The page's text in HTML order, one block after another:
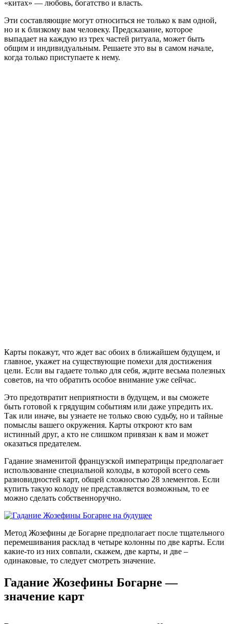
«китах» — любовь, богатство и власть.
Эти составляющие могут относиться не только к вам одной,
но и к близкому вам человеку. Предсказание, которое
выпадает на каждую из трех частей ритуала, может быть
общим и индивидуальным. Решаете это вы в самом начале,
когда только приступаете к нему.
Карты покажут, что ждет вас обоих в ближайшем будущем, и
главное, укажет на существующие помехи для достижения
цели. Если вы гадаете только для себя, ждите весьма полезных
советов, на что обратить особое внимание уже сейчас.
Это предотвратит неприятности в будущем, и вы сможете
быть готовой к грядущим событиям или даже упредить их.
Так или иначе, вы узнаете не только свою судьбу, но и тайные
помыслы вашего окружения. Карты откроют кто вам
истинный друг, а кто не слишком привязан к вам и может
оказаться предателем.
Гадание знаменитой французской императрицы предполагает
использование специальной колоды, в которой всего семь
разновидностей карт, общей сложностью 28 элементов. Если
купить такую колоду не представляется возможным, то ее
можно сделать собственноручно.
Метод Жозефины де Богарне предполагает после тщательного
перемешивания расклад в четыре колонны по две карты. Если
какие-то из них совпали, скажем, две карты, и две –
одинаковые, то следует смотреть значение.
Гадание Жозефины Богарне —
значение карт